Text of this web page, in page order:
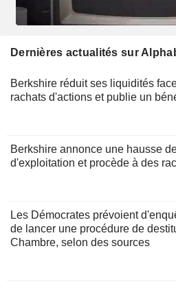
Dernières actualités sur
Berkshire réduit ses liquidités
rachats d'actions et publie un
Berkshire annonce une hausse
d'exploitation et procède à des
Les Démocrates prévoient
de lancer une procédure de
Chambre, selon des sources